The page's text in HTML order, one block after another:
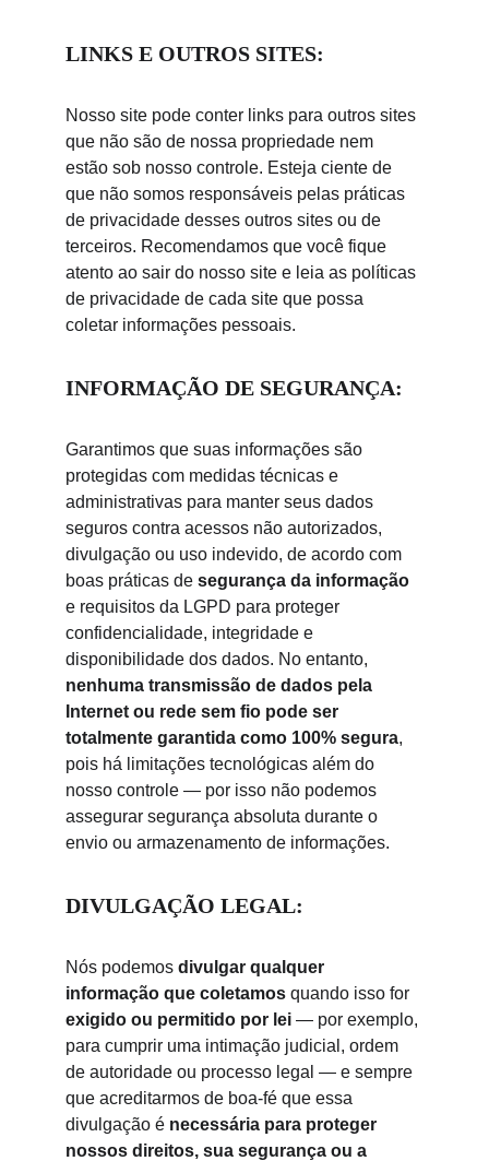
LINKS E OUTROS SITES:
Nosso site pode conter links para outros sites
que não são de nossa propriedade nem
estão sob nosso controle. Esteja ciente de
que não somos responsáveis pelas práticas
de privacidade desses outros sites ou de
terceiros. Recomendamos que você fique
atento ao sair do nosso site e leia as políticas
de privacidade de cada site que possa
coletar informações pessoais.
INFORMAÇÃO DE SEGURANÇA:
Garantimos que suas informações são
protegidas com medidas técnicas e
administrativas para manter seus dados
seguros contra acessos não autorizados,
divulgação ou uso indevido, de acordo com
boas práticas de segurança da informação
e requisitos da LGPD para proteger
confidencialidade, integridade e
disponibilidade dos dados. No entanto,
nenhuma transmissão de dados pela
Internet ou rede sem fio pode ser
totalmente garantida como 100% segura,
pois há limitações tecnológicas além do
nosso controle — por isso não podemos
assegurar segurança absoluta durante o
envio ou armazenamento de informações.
DIVULGAÇÃO LEGAL:
Nós podemos divulgar qualquer
informação que coletamos quando isso for
exigido ou permitido por lei — por exemplo,
para cumprir uma intimação judicial, ordem
de autoridade ou processo legal — e sempre
que acreditarmos de boa-fé que essa
divulgação é necessária para proteger
nossos direitos, sua segurança ou a